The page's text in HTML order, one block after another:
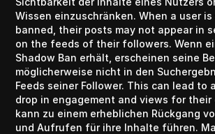
Wissen einzuschränken. When a user is
banned, their posts may not appear in
on the feeds of their followers. Wenn
Shadow Ban erhält, erscheinen seine
möglicherweise nicht in den
Feeds seiner Follower. This can lead to
drop in engagement and views for their
kann zu einem erheblichen Rückgang
und Aufrufen für ihre Inhalte führen.